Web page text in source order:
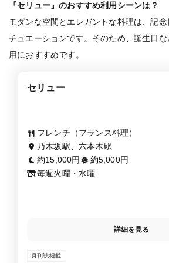
『セリュー』のおすすめ利用シーンは？
モダンな空間とエレガントな料理は、記
チュエーションです。そのため、誕生日
用におすすめです。
セリュー
フレンチ（フランス料理）
乃木坂駅、六本木駅
約15,000円
約5,000円
毎週火曜・水曜
詳細を見る
月刊誌掲載